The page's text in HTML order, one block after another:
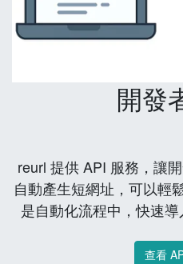
開發
reurl 提供 API 服務，讓
自動產生短網址，可以輕
是自動化流程中，快速導
查看